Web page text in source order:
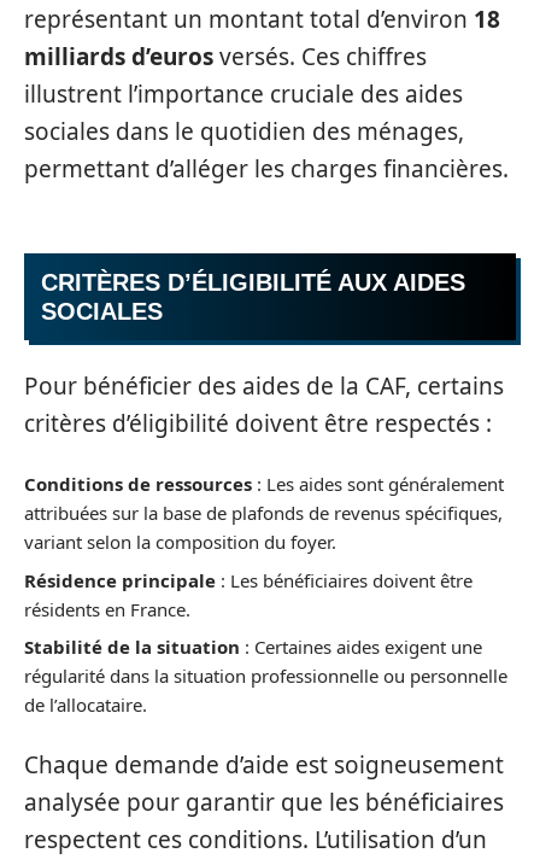
représentant un montant total d’environ 18
milliards d’eurosversés. Ces chiffres
illustrent l’importance cruciale des aides
sociales dans le quotidien des ménages,
permettant d’alléger les charges financières.
CRITÈRES D’ÉLIGIBILITÉ AUX AIDES
SOCIALES
Pour bénéficier des aides de la CAF, certains
critères d’éligibilité doivent être respectés :
Conditions de ressources : Les aides sont généralement
attribuées sur la base de plafonds de revenus spécifiques,
variant selon la composition du foyer.
Résidence principale : Les bénéficiaires doivent être
résidents en France.
Stabilité de la situation : Certaines aides exigent une
régularité dans la situation professionnelle ou personnelle
de l’allocataire.
Chaque demande d’aide est soigneusement
analysée pour garantir que les bénéficiaires
respectent ces conditions. L’utilisation d’un